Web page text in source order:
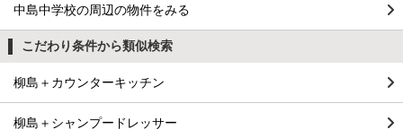
中島中学校の周辺の物件をみる
こだわり条件から類似検索
柳島＋カウンターキッチン
柳島＋シャンプードレッサー